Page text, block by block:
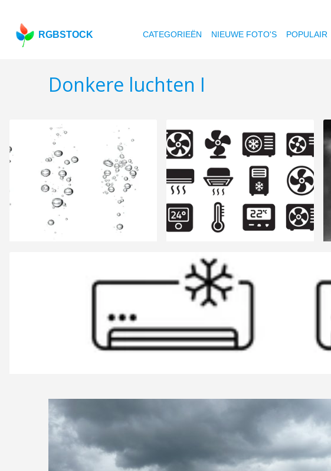
RGBSTOCK CATEGORIEËN NIEUWE FOTO'S POPULAIR
Donkere luchten I